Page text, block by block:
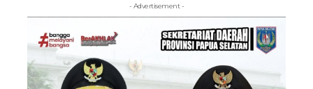
- Advertisement -